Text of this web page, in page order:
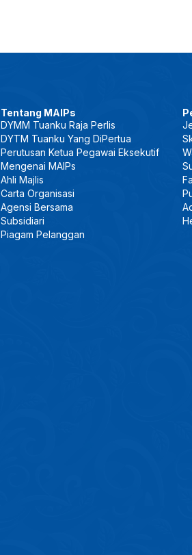
Tentang MAIPs
DYMM Tuanku Raja Perlis
DYTM Tuanku Yang DiPertua
Perutusan Ketua Pegawai Eksekutif
Mengenai MAIPs
Ahli Majlis
Carta Organisasi
Agensi Bersama
Subsidiari
Piagam Pelanggan